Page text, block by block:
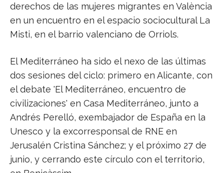
derechos de las mujeres migrantes en València
en un encuentro en el espacio sociocultural La
Misti, en el barrio valenciano de Orriols.
El Mediterráneo ha sido el nexo de las últimas
dos sesiones del ciclo: primero en Alicante, con
el debate 'El Mediterráneo, encuentro de
civilizaciones' en Casa Mediterráneo, junto a
Andrés Perelló, exembajador de España en la
Unesco y la excorresponsal de RNE en
Jerusalén Cristina Sánchez; y el próximo 27 de
junio, y cerrando este círculo con el territorio,